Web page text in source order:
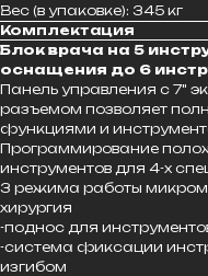
Вес (в упаковке): 345 кг
Комплектация
Блок врача на 5
оснащения до 6
Панель управления с 7"
разъемом позволяет
функциями и
Программирование
инструментов для 4-х
3 режима работы
хирургия
-поднос для
-система фиксации
изгибом